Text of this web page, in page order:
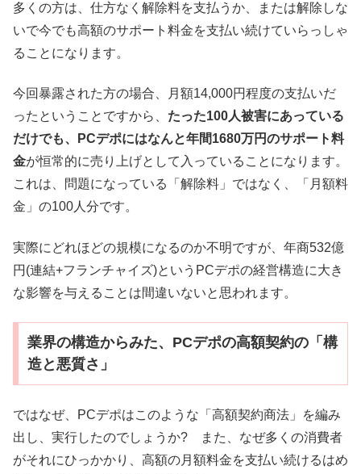
多くの方は、仕方なく解除料を支払うか、または解除しな
いで今でも高額のサポート料金を支払い続けていらっしゃ
ることになります。
今回暴露された方の場合、月額14,000円程度の支払いだ
ったということですから、 たった100人被害にあっている
だけでも、PCデポにはなんと年間1680万円のサポート料
金が恒常的に売り上げとして入っていることになります。
これは、問題になっている「解除料」ではなく、「月額料
金」の100人分です。
実際にどれほどの規模になるのか不明ですが、年商532億
円(連結+フランチャイズ)というPCデポの経営構造に大き
な影響を与えることは間違いないと思われます。
業界の構造からみた、PCデポの高額契約の「構
造と悪質さ」
ではなぜ、PCデポはこのような「高額契約商法」を編み
出し、実行したのでしょうか? また、なぜ多くの消費者
がそれにひっかかり、高額の月額料金を支払い続けるはめ